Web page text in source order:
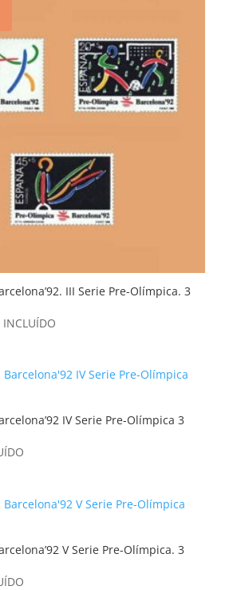
III Serie Pre-Olímpica. 3
INCLUÍDO
IV Serie Pre-Olímpica 3
V Serie Pre-Olímpica. 3